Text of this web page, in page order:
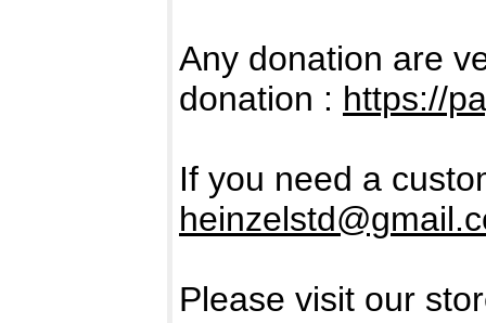
Any donation are
donation : https://
If you need a
Please visit our